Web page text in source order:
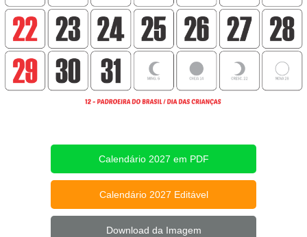
Calendário 2027 em PDF
Calendário 2027 Editável
Download da Imagem